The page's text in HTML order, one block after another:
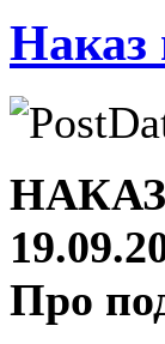
Наказ
НАКАЗ
Про